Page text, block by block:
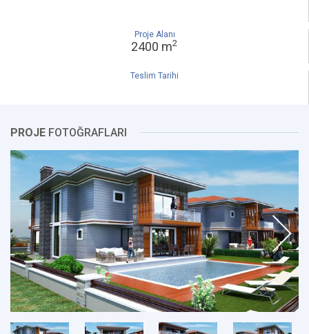
Proje Alanı
2400 m2
Teslim Tarihi
PROJE FOTOĞRAFLARI